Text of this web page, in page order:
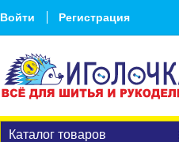
Войти Регистрация
Каталог товаров